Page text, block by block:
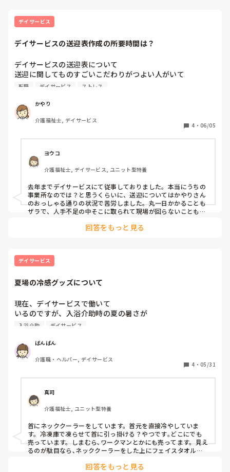
デイサービス
デイサービスの送迎表作成の所要時間は？
デイサービスの送迎表について
送迎に関してものすごいこだわりがつよい人がいて
2.3人利用者が増えたり減ったりするだけで延々と送迎表を
利用者さんはほぼ曜日固定なのに1日1時間以上は当たり前、
他人が作った送迎表にもケチをつけ方向が全然違うとブーブ
ー文句ばかり。
た。本当に時間の無駄すぎて内心なにやってんだろうと思っ
ています。
自分のこだわりを押し付けてくる故古株のドライバーからも
文句が出て結局大半を変更する事態がおきていたり…
下手な感情だったりこだわりもなく条件反映してくれるAIに
任せたらいいのに…
任せる方も任せる方ですが無駄に残業する風習で本当に辞め
たいです。
デイサービスで働いている皆様、送迎表ってどんな感じです
転職 デイサービス ストレス
かやり
介護福祉士, デイサービス
4 ・ 06/05
ヨウコ
介護福祉士, デイサービス, ユニット型特養
去年までデイサービスにて従事しておりました。本当にうちの
事業所なのでは？と思うくらいに、送迎についてはかやりさん
のおっしゃる通りの状況で苦労しました。丸一日かかることも
ザラで、人手不足の中そこに取られて現場が回らないこともし
その現状を上に訴えたところ、紆余曲折ありながらも送迎ソフ
たです。
だけどもうそこは、そこまでわがままは聞けないという毅然と
した。
なか言いづらいですよね。
回答をもっと見る
デイサービス
夏場の冷感グッズについて
現在、デイサービスで働いて
いるのですが、入浴介助時の夏の暑さが
体にこたえます、、、😭
いますか？？
入浴介助 デイサービス
ばんばん
介護職・ヘルパー, デイサービス
4 ・ 05/31
真司
介護福祉士, ユニット型特養
首にネッククーラーをしています。首元を直接冷やしていま
す。冷凍庫で凍らせて首に引っ掛ける？やつです｡どこにでも
売っています。しまむら､ワークマンとかにも売ってます。見え
るのが駄目なら､ネッククーラーをした上にフェイスタオルを
回答をもっと見る